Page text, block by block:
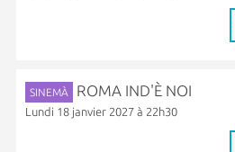
SINEMÀ ROMA IND'È NOI
Lundi 18 janvier 2027 à 22h30